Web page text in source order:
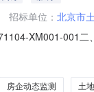
招标单位： 北京市
XM001-001
联系方式：详见
房企动态监测 土